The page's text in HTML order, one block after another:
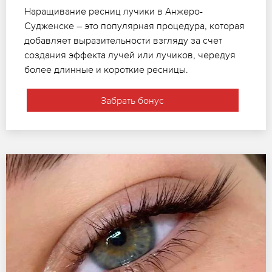
Наращивание ресниц лучики в Анжеро-
Судженске – это популярная процедура, которая
добавляет выразительности взгляду за счет
создания эффекта лучей или лучиков, чередуя
более длинные и короткие ресницы.
Забрать бонус